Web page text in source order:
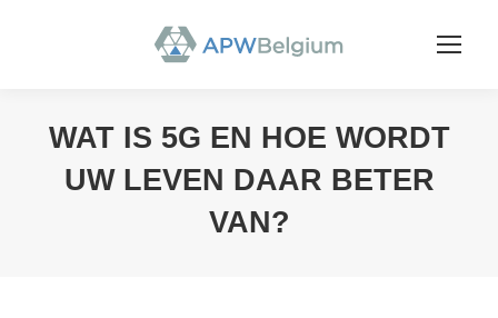
WAT IS 5G EN HOE WORDT
UW LEVEN DAAR BETER
VAN?